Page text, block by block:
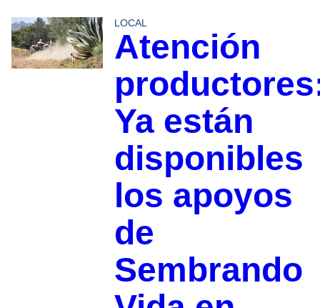
LOCAL
Atención
Ya están
disponibles
los apoyos
de
Sembrando